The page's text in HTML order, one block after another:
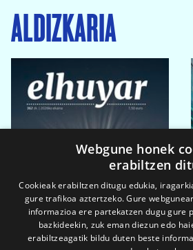
ALDIZKARIA
Webgune honek
erabiltzen
Cookieak erabiltzen ditugu edukia,
gure trafikoa aztertzeko. Gure
informazioa ere partekatzen dugu gure
bazkideekin, zuk eman diezun edo
erabiltzeagatik bildu duten beste